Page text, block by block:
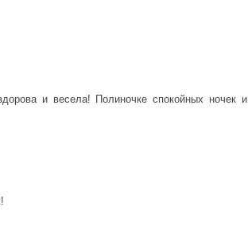
и весела! Полиночке спокойных ночек и